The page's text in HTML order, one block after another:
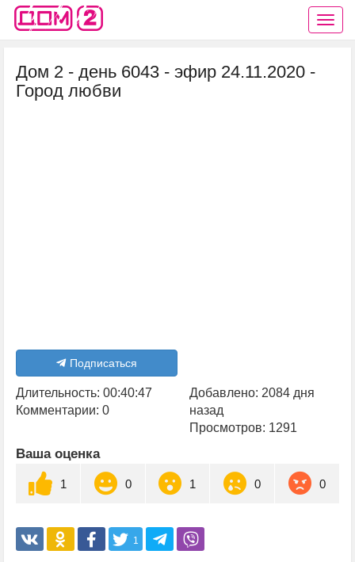
Дом 2 - день 6043 - эфир 24.11.2020 -
Город любви
Подписаться
Длительность: 00:40:47
Комментарии: 0
Добавлено: 2084 дня
назад
Просмотров: 1291
Ваша оценка
1 0 1 0 0
1